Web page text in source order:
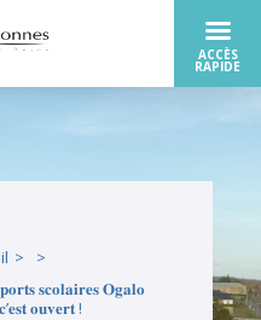
𝐬𝐜𝐨𝐥𝐚𝐢𝐫𝐞𝐬 𝐎𝐠𝐚𝐥𝐨
𝐨𝐮𝐯𝐞𝐫𝐭 !